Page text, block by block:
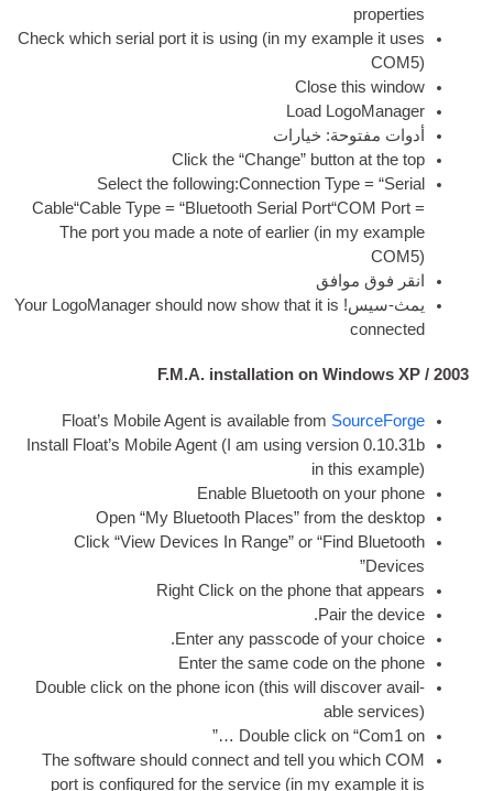
Check which seri­al port it is using(in my
Close
Load
خيارات
Click the “Change”
Select the following :Connection
Cable“Cable Type = “Bluetooth Seri­al
The port you made a note of earli­er
Your Logo­Man­ager should now show that it is
F.M.A.installation on
Float’s Mobile Agent is avail­able from
Install Float’s Mobile Agent (I am using
Enable Bluetooth on
Open “My Bluetooth Places” from
Click “View Devices In Range” or
Right Click on the phone
Enter any passcode of
.
Enter the same code
Double click on the phone icon(this will
Double click on
The soft­ware should con­nect and tell you
port is con­figured for the ser­vice(